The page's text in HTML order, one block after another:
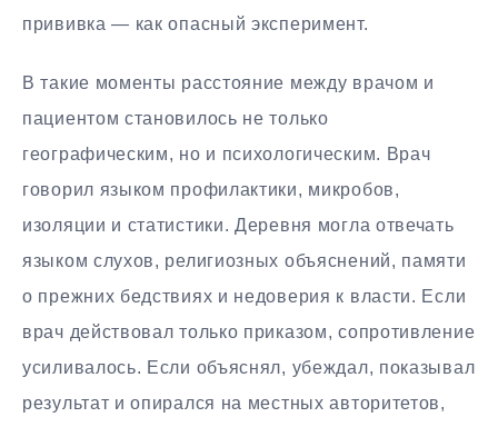
прививка — как опасный эксперимент.
В такие моменты расстояние между врачом и
пациентом становилось не только
географическим, но и психологическим. Врач
говорил языком профилактики, микробов,
изоляции и статистики. Деревня могла отвечать
языком слухов, религиозных объяснений, памяти
о прежних бедствиях и недоверия к власти. Если
врач действовал только приказом, сопротивление
усиливалось. Если объяснял, убеждал, показывал
результат и опирался на местных авторитетов,